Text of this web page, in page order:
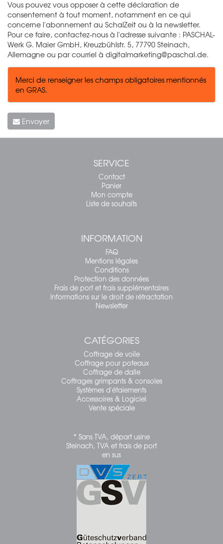
Vous pouvez vous opposer à cette déclaration de
consentement à tout moment, notamment en ce qui
concerne l'abonnement au SchalZeit ou à la newsletter.
Pour ce faire, contactez-nous à l'adresse suivante : PASCHAL-
Werk G. Maier GmbH, Kreuzbühlstr. 5, 77790 Steinach,
Allemagne ou par courriel à digitalmarketing@paschal.de.
Merci de renseigner les champs obligatoires mentionnés
en GRAS.
Envoyer
SERVICE
Contact
Panier
Mon compte
Liste de souhaits
INFORMATION
FAQ
Mentions légales
Conditions
Protection des données
Frais de port et frais supplémentaires
Informations sur le droit de rétractation
Newsletter
CATÉGORIES
Coffrage de voile
Coffrage pour poteaux
Coffrage de dalle
Coffrages grimpants & consoles
Systèmes d'étaiements
Accessoires & Logiciel
Vente spéciale
* Sans TVA, départ usine
Steinach, TVA et frais de port
en sus